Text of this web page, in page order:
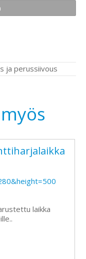
ja perussiivous
laikka